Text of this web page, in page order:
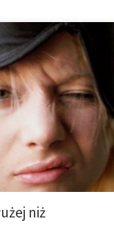
ilości alkoholu utrzymuje
Osoby, które
siadają za kółko
A wszystko dlatego, że
nawet wtedy, gdy nie
niż